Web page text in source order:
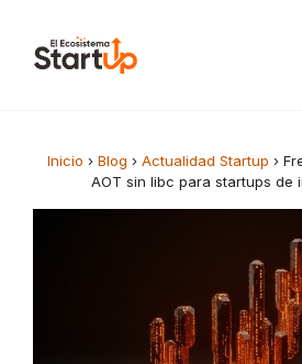
Inicio › Blog › Actualidad Startup ›
AOT sin libc para startups de